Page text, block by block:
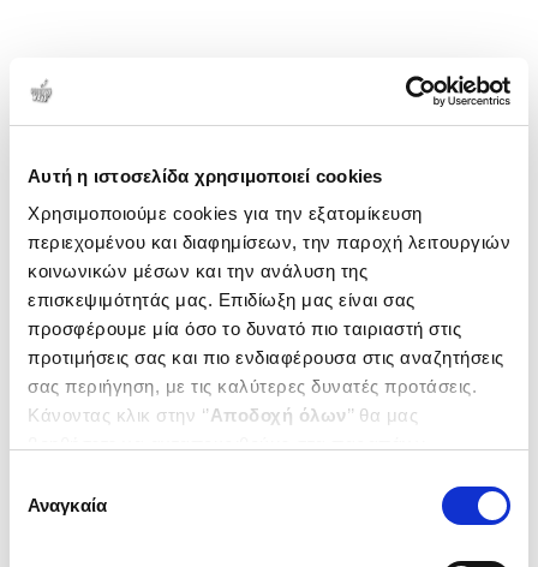
Αυτή η ιστοσελίδα χρησιμοποιεί cookies
Χρησιμοποιούμε cookies για την εξατομίκευση
περιεχομένου και διαφημίσεων, την παροχή λειτουργιών
κοινωνικών μέσων και την ανάλυση της
επισκεψιμότητάς μας. Επιδίωξη μας είναι σας
προσφέρουμε μία όσο το δυνατό πιο ταιριαστή στις
προτιμήσεις σας και πιο ενδιαφέρουσα στις αναζητήσεις
σας περιήγηση, με τις καλύτερες δυνατές προτάσεις.
Κάνοντας κλικ στην ‘’Αποδοχή όλων’’ θα μας
ενδιαφέρουν και να επιλέξετε από τα παρακάτω με την
΄΄και να ενημερωθείτε σχετικά με
συγκατάθεσης
Αναγκαία